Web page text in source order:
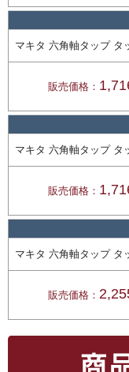
マキタ 六角軸タップ タ
販売価格：
マキタ 六角軸タップ タ
販売価格：
マキタ 六角軸タップ タ
販売価格：